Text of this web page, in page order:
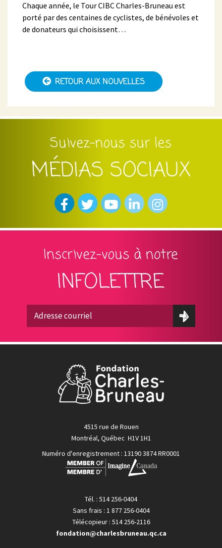
Chaque année, le Tour CIBC Charles-Bruneau est
porté par des centaines de cyclistes, de bénévoles et
de donateurs qui choisissent…
RETOUR AUX NOUVELLES
Suivez-nous sur les
MÉDIAS SOCIAUX
Inscrivez-vous à notre
INFOLETTRE
4515 rue de Rouen
Montréal, Québec H1V 1H1
Numéro d'enregistrement : 13190 3874 RR0001
Tél. : 514 256-0404
Sans frais : 1 877 256-0404
Télécopieur : 514 256-2116
fondation@charlesbruneau.qc.ca